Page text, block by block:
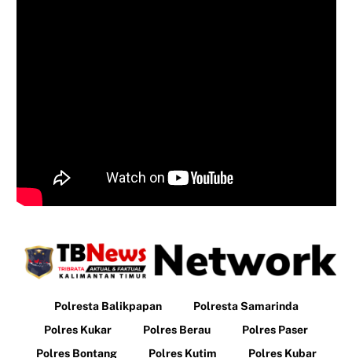
Polresta Balikpapan
Polresta Samarinda
Polres Kukar
Polres Berau
Polres Paser
Polres Bontang
Polres Kutim Polres Kubar